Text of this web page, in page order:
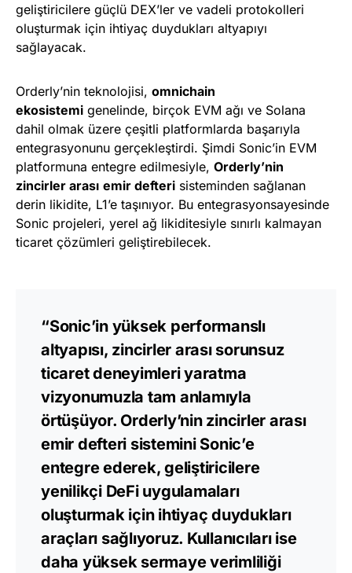
geliştiricilere güçlü DEX’ler ve vadeli protokolleri
oluşturmak için ihtiyaç duydukları altyapıyı
sağlayacak.
Orderly’nin teknolojisi, omnichain
ekosistemi genelinde, birçok EVM ağı ve Solana
dahil olmak üzere çeşitli platformlarda başarıyla
entegrasyonunu gerçekleştirdi. Şimdi Sonic’in EVM
platformuna entegre edilmesiyle, Orderly’nin
zincirler arası emir defteri sisteminden sağlanan
derin likidite, L1’e taşınıyor. Bu entegrasyonsayesinde
Sonic projeleri, yerel ağ likiditesiyle sınırlı kalmayan
ticaret çözümleri geliştirebilecek.
“Sonic’in yüksek performanslı
altyapısı, zincirler arası sorunsuz
ticaret deneyimleri yaratma
vizyonumuzla tam anlamıyla
örtüşüyor. Orderly’nin zincirler arası
emir defteri sistemini Sonic’e
entegre ederek, geliştiricilere
yenilikçi DeFi uygulamaları
oluşturmak için ihtiyaç duydukları
araçları sağlıyoruz. Kullanıcıları ise
daha yüksek sermaye verimliliği